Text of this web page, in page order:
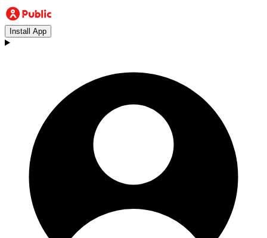
Install App